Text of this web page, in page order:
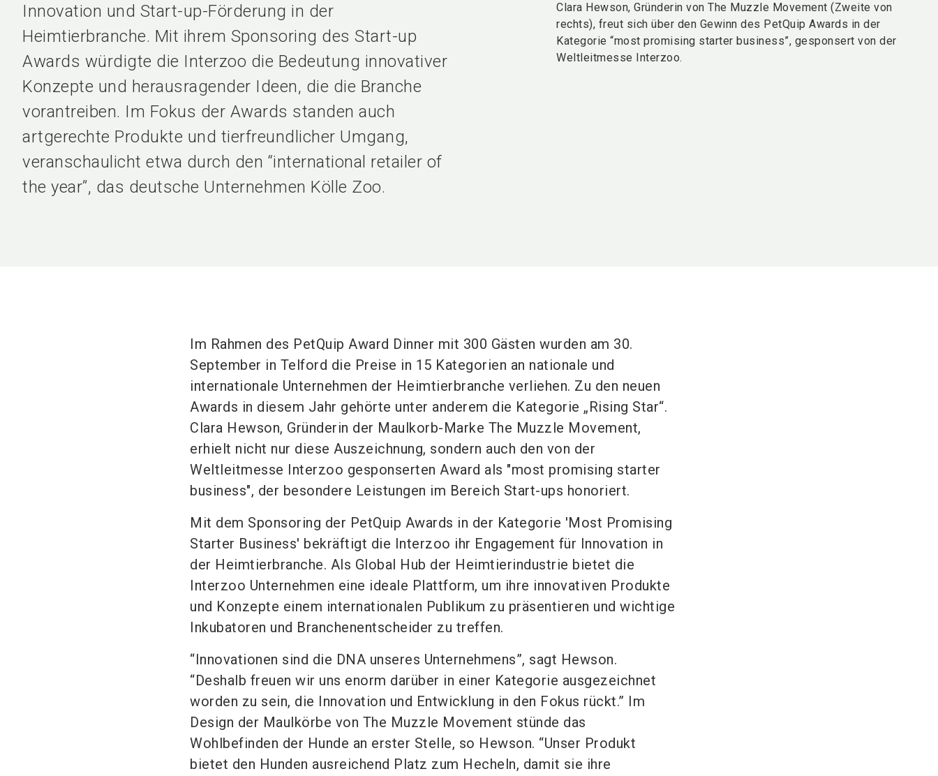
Innovation und Start-up-Förderung in der
Heimtierbranche. Mit ihrem Sponsoring des Start-up
Awards würdigte die Interzoo die Bedeutung innovativer
Konzepte und herausragender Ideen, die die Branche
vorantreiben. Im Fokus der Awards standen auch
artgerechte Produkte und tierfreundlicher Umgang,
veranschaulicht etwa durch den “international retailer of
the year”, das deutsche Unternehmen Kölle Zoo.
Clara Hewson, Gründerin von The Muzzle Movement (Zweite von
rechts), freut sich über den Gewinn des PetQuip Awards in der
Kategorie “most promising starter business”, gesponsert von der
Weltleitmesse Interzoo.
Im Rahmen des PetQuip Award Dinner mit 300 Gästen wurden am 30.
September in Telford die Preise in 15 Kategorien an nationale und
internationale Unternehmen der Heimtierbranche verliehen. Zu den neuen
Awards in diesem Jahr gehörte unter anderem die Kategorie „Rising Star“.
Clara Hewson, Gründerin der Maulkorb-Marke The Muzzle Movement,
erhielt nicht nur diese Auszeichnung, sondern auch den von der
Weltleitmesse Interzoo gesponserten Award als "most promising starter
business", der besondere Leistungen im Bereich Start-ups honoriert.
Mit dem Sponsoring der PetQuip Awards in der Kategorie 'Most Promising
Starter Business' bekräftigt die Interzoo ihr Engagement für Innovation in
der Heimtierbranche. Als Global Hub der Heimtierindustrie bietet die
Interzoo Unternehmen eine ideale Plattform, um ihre innovativen Produkte
und Konzepte einem internationalen Publikum zu präsentieren und wichtige
Inkubatoren und Branchenentscheider zu treffen.
“Innovationen sind die DNA unseres Unternehmens”, sagt Hewson.
“Deshalb freuen wir uns enorm darüber in einer Kategorie ausgezeichnet
worden zu sein, die Innovation und Entwicklung in den Fokus rückt.” Im
Design der Maulkörbe von The Muzzle Movement stünde das
Wohlbefinden der Hunde an erster Stelle, so Hewson. “Unser Produkt
bietet den Hunden ausreichend Platz zum Hecheln, damit sie ihre